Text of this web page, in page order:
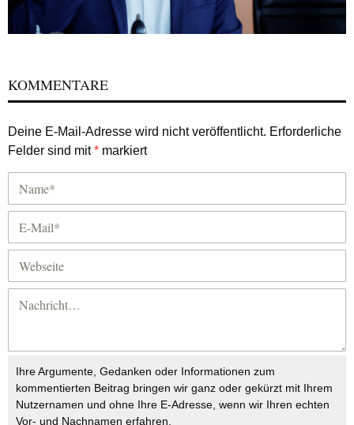
KOMMENTARE
Deine E-Mail-Adresse wird nicht veröffentlicht. Erforderliche
Felder sind mit* markiert
Ihre Argumente, Gedanken oder Informationen zum
kommentierten Beitrag bringen wir ganz oder gekürzt mit Ihrem
Nutzernamen und ohne Ihre E-Adresse, wenn wir Ihren echten
Vor- und Nachnamen erfahren.